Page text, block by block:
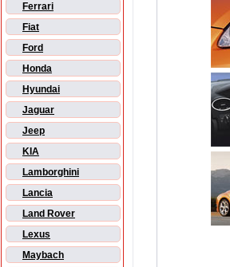
Ferrari
Fiat
Ford
Honda
Hyundai
Jaguar
Jeep
KIA
Lamborghini
Lancia
Land Rover
Lexus
Maybach